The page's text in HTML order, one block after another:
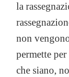
la
non
permette
che siano,